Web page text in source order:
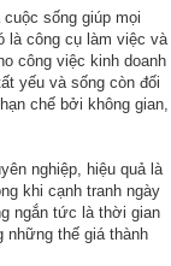
sống giúp mọi
là công cụ làm việc và
công việc kinh doanh
yếu và sống còn đối
chế bởi không gian,
nghiệp, hiệu quả là
khi cạnh tranh ngày
ngắn tức là thời gian
những thế giá thành